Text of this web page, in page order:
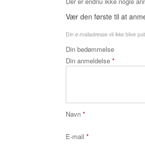
Vær den første til at
Din e-mailadresse vil ikke blive
Din bedømmelse
Din anmeldelse *
Navn *
E-mail *